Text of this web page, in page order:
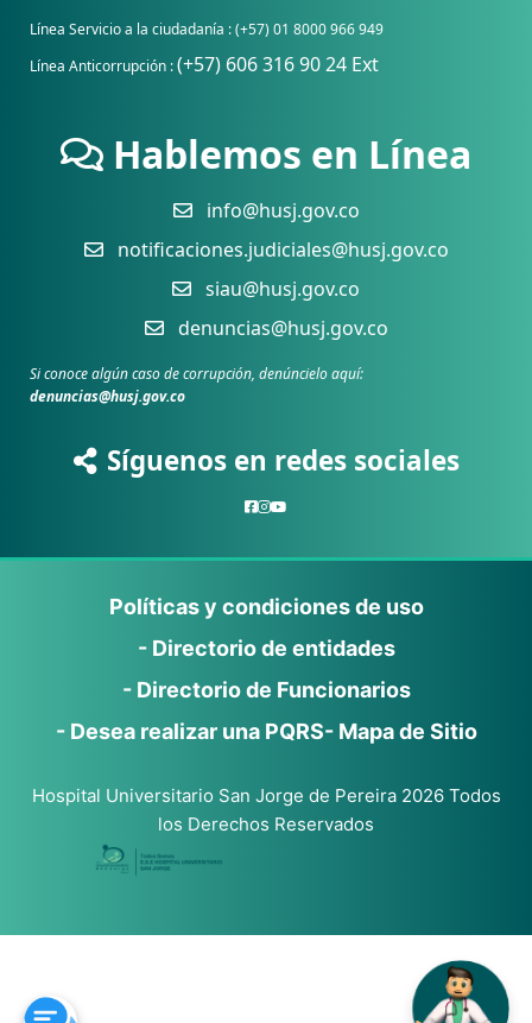
Gracias
por
contactarse
Línea Servicio a la ciudadanía : (+57) 01 8000 966 949
Línea Anticorrupción :(+57) 606 316 90 24 Ext
Hablemos en Línea
info@husj.gov.co
notificaciones.judiciales@husj.gov.co
siau@husj.gov.co
denuncias@husj.gov.co
Si conoce algún caso de corrupción, denúncielo aquí:
denuncias@husj.gov.co
Síguenos en redes sociales
Políticas y condiciones de uso
- Directorio de entidades
- Directorio de Funcionarios
- Desea realizar una PQRS- Mapa de Sitio
Hospital Universitario San Jorge de Pereira 2026 Todos
los Derechos Reservados